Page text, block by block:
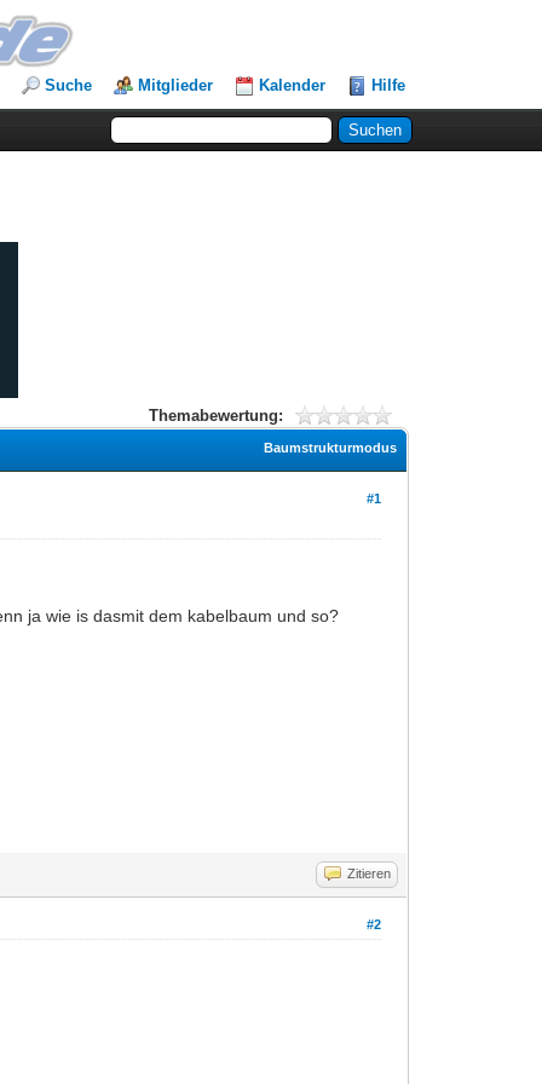
Suche Mitglieder Kalender Hilfe
Themabewertung:
Baumstrukturmodus
#1
ja wie is dasmit dem kabelbaum und so?
Zitieren
#2